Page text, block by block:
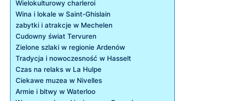
Wielokulturowy charleroi
Wina ‍i⁢ lokale w Saint-Ghislain
zabytki i⁤ atrakcje w Mechelen
Cudowny świat Tervuren
Zielone szlaki w regionie ⁤Ardenów
Tradycja i nowoczesność⁢ w Hasselt
Czas na relaks w⁤ La ‌Hulpe
Ciekawe muzea ‌w Nivelles
Armie i bitwy ‌w ⁣Waterloo